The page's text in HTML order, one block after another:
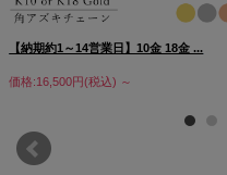
【納期約1～14営業日】10金 18金 ...
価格:16,500円(税込) ～